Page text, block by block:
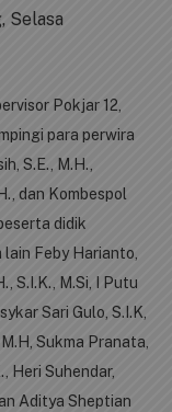
Selasa
Pokjar 12,
para perwira
S.E., M.H.,
dan Kombespol
didik
lain Feby Harianto,
S.I.K., M.Si, I Putu
Sari Gulo, S.I.K,
Sukma Pranata,
Heri Suhendar,
Aditya Sheptian